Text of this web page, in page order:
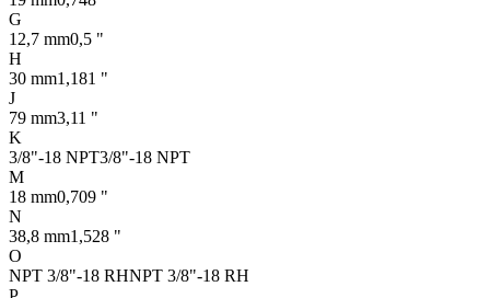
G
12,7 mm0,5 "
H
30 mm1,181 "
J
79 mm3,11 "
K
3/8"-18 NPT3/8"-18 NPT
M
18 mm0,709 "
N
38,8 mm1,528 "
O
NPT 3/8"-18 RHNPT 3/8"-18 RH